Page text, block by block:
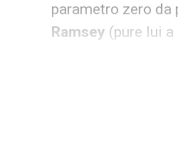
parametro zero
Ramsey (pure lui a
cambierebbe il
il nodo delle